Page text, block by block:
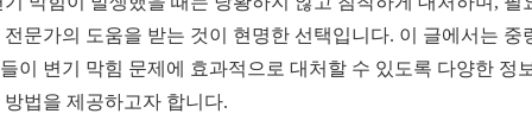
전문가의 도움을 받는 것이 현명한 선택입니다. 이 글에서는 중
이 변기 막힘 문제에 효과적으로 대처할 수 있도록 다양한 정
방법을 제공하고자 합니다.